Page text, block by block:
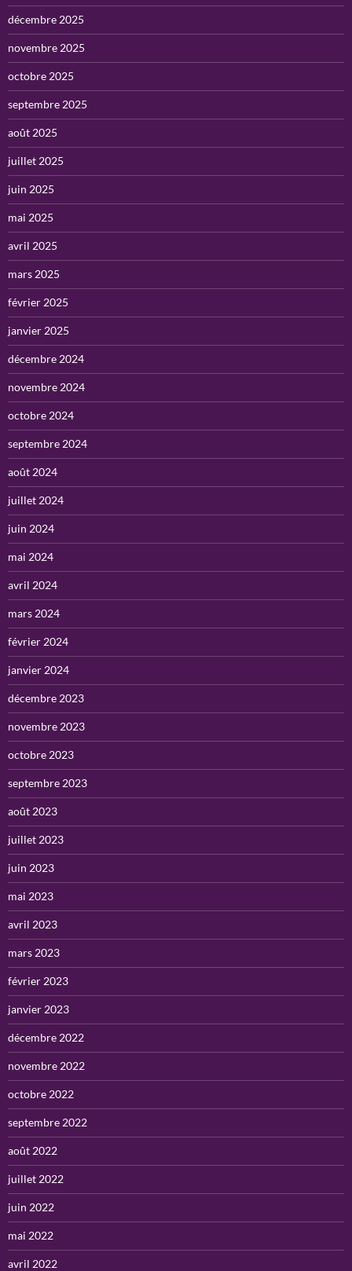
décembre 2025
novembre 2025
octobre 2025
septembre 2025
août 2025
juillet 2025
juin 2025
mai 2025
avril 2025
mars 2025
février 2025
janvier 2025
décembre 2024
novembre 2024
octobre 2024
septembre 2024
août 2024
juillet 2024
juin 2024
mai 2024
avril 2024
mars 2024
février 2024
janvier 2024
décembre 2023
novembre 2023
octobre 2023
septembre 2023
août 2023
juillet 2023
juin 2023
mai 2023
avril 2023
mars 2023
février 2023
janvier 2023
décembre 2022
novembre 2022
octobre 2022
septembre 2022
août 2022
juillet 2022
juin 2022
mai 2022
avril 2022